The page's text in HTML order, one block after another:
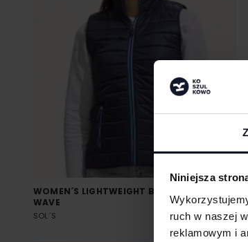
Niniejsza
ruch w naszej
reklamowym i
WOMEN´S LIGHTWEIGHT BODYWARMER
WAVE
SOL´S Od 79.63 zł netto